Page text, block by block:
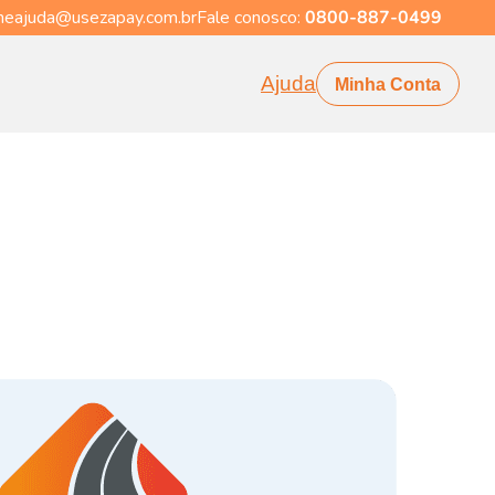
Fale conosco: 0800-887-0499
Ajuda Minha Conta